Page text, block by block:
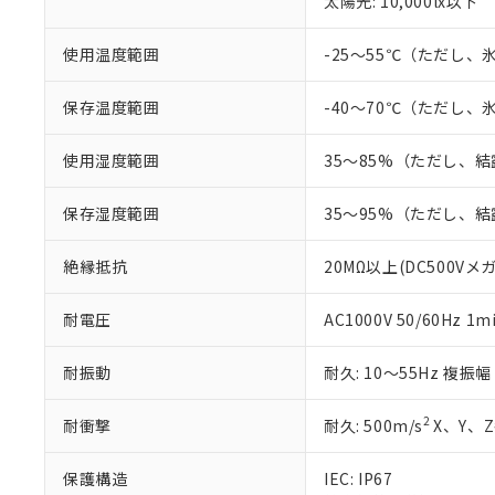
使用温度範囲 -25～55℃（ただし、氷
保存温度範囲 -40～70℃（ただし、氷
使用湿度範囲 35～85%（ただし、結
保存湿度範囲 35～95%（ただし、結
絶縁抵抗 20MΩ以上(DC500Vメ
耐電圧 AC1000V 50/60Hz
耐振動 耐久: 10～55Hz 複振
耐衝撃 耐久: 500m/s2X、Y、
保護構造
IEC: IP67
本サービス
くものです。
当社制御機
在庫状況お
のであり、
当社販売員
オムロン制
在庫状況お
す。
マイパーツ
お客様が当
が、当社の
※当社の共同
いる法人を
*EU RoHS指令（10物質
鉛(Pb) 1000ppm以下、
フタル酸ビス(2-エチル
フタル酸エステル類の
※2 対応予定月
部品在庫の切り替
※3 非含有証明
EU RoHS指令（
51物質の非含有証
※本証明書は発行
また、RoHS指令
「－」：未確認で
Pb(鉛) :1000ppm、
Cr(Ⅵ)(六価クロム) :
DBP(フタル酸ジブチ
DEHP(フタル酸ビス(2-
※2 環境保護使
「ｅ」：有害物質
「10」：通常の使
味します。
「－」：未確認で
当社は、こ
う）を輸出
などの必要
当社は規制
ます。
置等に一切
当社は、貴
また当社は
たしません。
号
○ 一定数
△ 一定数に
－
在庫な
機器販
空
白
受注生